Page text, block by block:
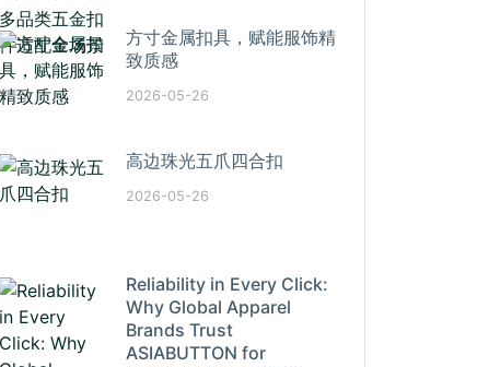
方寸金属扣具，赋能服饰精
致质感
2026-05-26
高边珠光五爪四合扣
2026-05-26
Reliability in Every Click:
Why Global Apparel
Brands Trust
ASIABUTTON for